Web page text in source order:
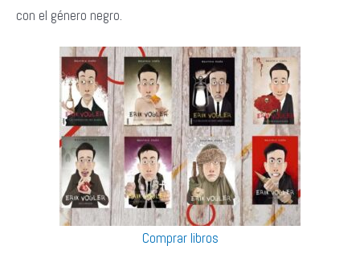
con el género negro.
Comprar libros